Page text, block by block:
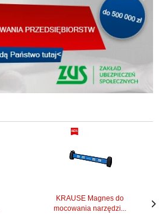
KRAUSE Magnes do
mocowania narzędzi...